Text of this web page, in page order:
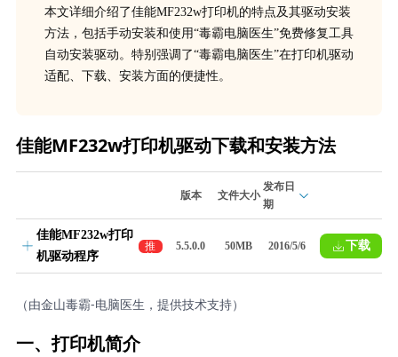
本文详细介绍了佳能MF232w打印机的特点及其驱动安装
方法，包括手动安装和使用“毒霸电脑医生”免费修复工具
自动安装驱动。特别强调了“毒霸电脑医生”在打印机驱动
适配、下载、安装方面的便捷性。
佳能MF232w打印机驱动下载和安装方法
版本 文件大小
发布日
期
佳能MF232w打印
机驱动程序
推
荐
5.5.0.0 50MB 2016/5/6 下载
（由金山毒霸-电脑医生，提供技术支持）
一、打印机简介